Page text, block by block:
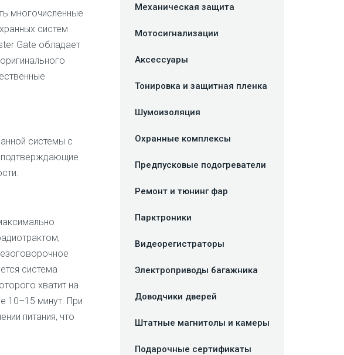
многочисленные
систем
Gate обладает
системы с
подтверждающие
система
хватит на
10–15 минут. При
питания, что
Механическая защита
Мотосигнализации
Аксессуары
Тонировка и защитная пленка
Шумоизоляция
Охранные комплексы
Предпусковые подогреватели
Ремонт и тюнинг фар
Парктроники
Видеорегистраторы
Электроприводы багажника
Доводчики дверей
Штатные магнитолы и камеры
Подарочные сертификаты